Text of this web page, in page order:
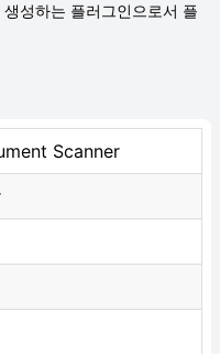
성하는 플러그인으로서 플
Scanner